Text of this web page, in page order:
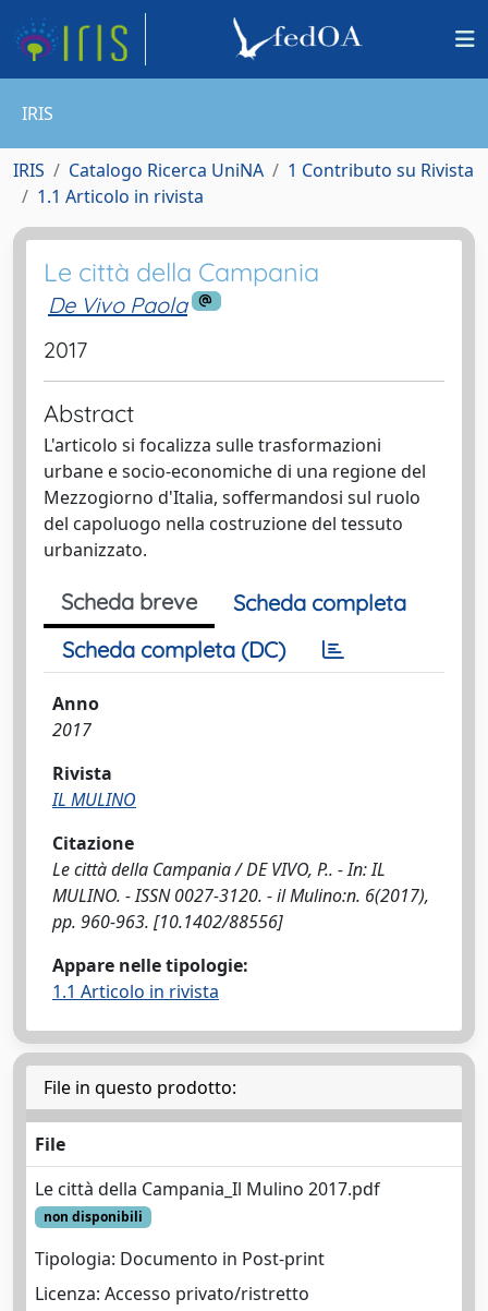
IRIS
IRIS Catalogo Ricerca UniNA
1 Contributo su Rivista
1.1 Articolo in rivista
Le città della Campania
De Vivo Paola
2017
Abstract
L'articolo si focalizza sulle trasformazioni
urbane e socio-economiche di una regione del
Mezzogiorno d'Italia, soffermandosi sul ruolo
del capoluogo nella costruzione del tessuto
urbanizzato.
Scheda breve
Scheda completa
Scheda completa (DC)
Anno
2017
Rivista
IL MULINO
Citazione
Le città della Campania / DE VIVO, P.. - In: IL
MULINO. - ISSN 0027-3120. - il Mulino:n. 6(2017),
pp. 960-963. [10.1402/88556]
Appare nelle tipologie:
1.1 Articolo in rivista
File in questo prodotto:
File
Le città della Campania_Il Mulino 2017.pdf
non disponibili
Tipologia: Documento in Post-print
Licenza: Accesso privato/ristretto